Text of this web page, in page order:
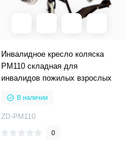
Инвалидное кресло коляска
PM110 складная для
инвалидов пожилых взрослых
В наличии
ZD-PM110
0